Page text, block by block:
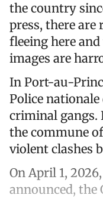
the country
press, there
fleeing here
images are
In Port-au-
Police
criminal gangs.
the commune
violent clashes
On April 1,
announced, the